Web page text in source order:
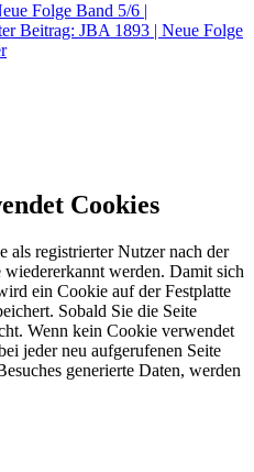
Folge Band 5/6 |
Beitrag: JBA 1893 | Neue Folge
Cookies
als registrierter Nutzer nach der
werden. Damit sich
ein Cookie auf der Festplatte
Sobald Sie die Seite
Wenn kein Cookie verwendet
jeder neu aufgerufenen Seite
generierte Daten, werden